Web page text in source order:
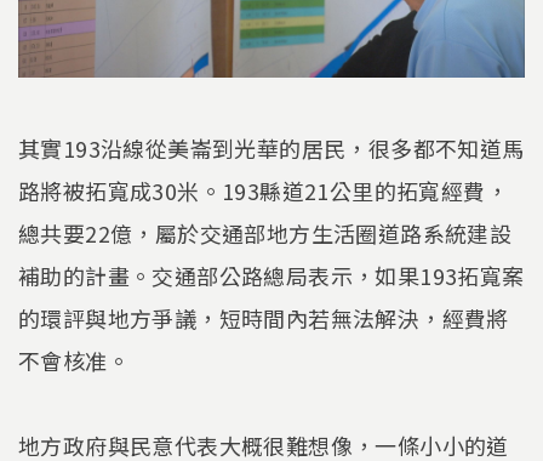
其實193沿線從美崙到光華的居民，很多都不知道馬
路將被拓寬成30米。193縣道21公里的拓寬經費，
總共要22億，屬於交通部地方生活圈道路系統建設
補助的計畫。交通部公路總局表示，如果193拓寬案
的環評與地方爭議，短時間內若無法解決，經費將
不會核准。
地方政府與民意代表大概很難想像，一條小小的道